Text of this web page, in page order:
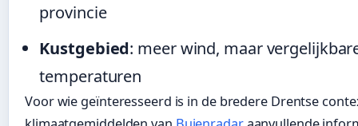
provincie
Kustgebied: meer wind, maar
temperaturen
Voor wie geïnteresseerd is in de bredere Drentse